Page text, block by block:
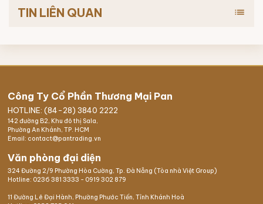
TIN LIÊN QUAN list
Công Ty Cổ Phần Thương Mại Pan
HOTLINE: (84-28) 3840 2222
142 đường B2, Khu đô thị Sala,
Phường An Khánh, TP. HCM
Email: contact@pantrading.vn
Văn phòng đại diện
324 Đường 2/9 Phường Hòa Cường, Tp. Đà Nẵng (Tòa nhà Việt Group)
Hotline: 0236 381 3333 - 0919 302 879
11 Đường Lê Đại Hành, Phường Phước Tiến, Tỉnh Khánh Hoà